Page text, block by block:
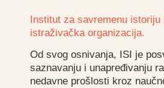
Institut za savremenu istoriju
istraživačka organizacija.
Od svog osnivanja, ISI je
saznavanju i unapređivanju
nedavne prošlosti kroz